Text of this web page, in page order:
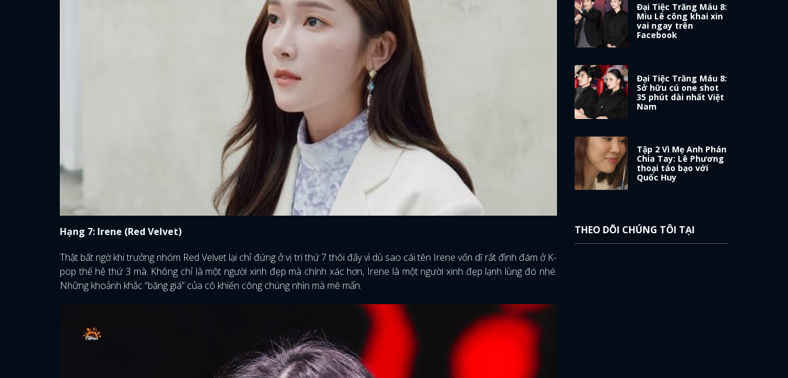
ĐĂNG NHẬP
FACEBOOK GOOGLE
Hạng 7: Irene (Red Velvet)
Thật bất ngờ khi trưởng nhóm Red Velvet lại chỉ đứng ở vị trí thứ 7 thôi đấy vì dù sao cái tên Irene vốn dĩ rất đình đám ở K-
pop thế hệ thứ 3 mà. Không chỉ là một người xinh đẹp mà chính xác hơn, Irene là một người xinh đẹp lạnh lùng đó nhé.
Những khoảnh khắc “băng giá” của cô khiến công chúng nhìn mà mê mẩn.
Đại Tiệc Trăng Máu 8:
Miu Lê công khai xin
vai ngay trên
Facebook
Đại Tiệc Trăng Máu 8:
Sở hữu cú one shot
35 phút dài nhất Việt
Nam
Tập 2 Vì Mẹ Anh Phán
Chia Tay: Lê Phương
thoại táo bạo với
Quốc Huy
THEO DÕI CHÚNG TÔI TẠI